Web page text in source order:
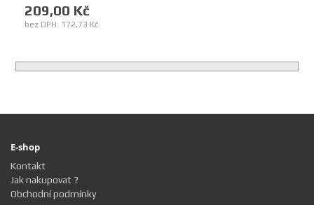
209,00 Kč
bez DPH: 172,73 Kč
E-shop
Kontakt
Jak nakupovat ?
Obchodní podmínky